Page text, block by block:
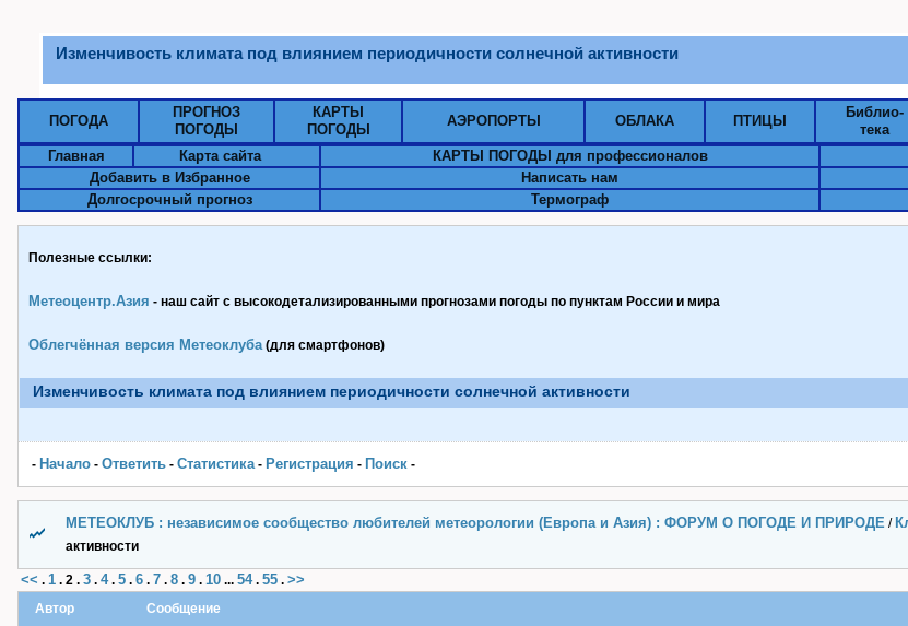
Изменчивость климата под влиянием периодичности солнечной активности
ПОГОДА
ПРОГНОЗ
ПОГОДЫ
КАРТЫ
ПОГОДЫ
АЭРОПОРТЫ ОБЛАКА ПТИЦЫ
Библио-
тека
Главная
Карта сайта КАРТЫ ПОГОДЫ для профессионалов
Добавить в Избранное
Написать нам
Долгосрочный прогноз
Термограф
Полезные ссылки:
Метеоцентр.Азия - наш сайт с высокодетализированными прогнозами погоды по пунктам Pоссии и мира
Облегчённая версия Метеоклуба(для смартфонов)
Изменчивость климата под влиянием периодичности солнечной активности
- Начало - Ответить - Статистика- Pегистрация - Поиск -
МЕТЕОКЛУБ : независимое сообщество любителей метеорологии (Европа и Азия) : ФОРУМ О ПОГОДЕ И ПРИРОДЕ /
активности
<< . 1 . 2 . 3 . 4. 5 . 6 . 7 . 8 . 9 . 10 ... 54. 55 . >>
Автор Сообщение